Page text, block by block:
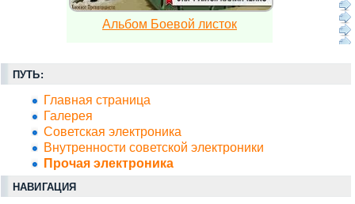
Альбом Боевой листок
ПУТЬ:
Главная страница
Галерея
Советская электроника
Внутренности советской электроники
Прочая электроника
НАВИГАЦИЯ